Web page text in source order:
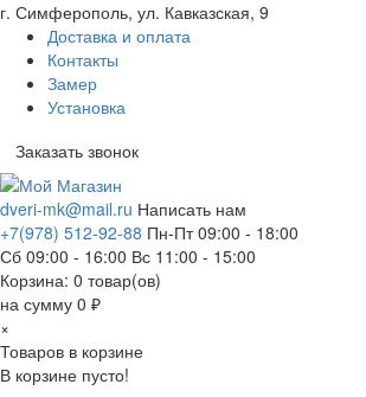
г. Симферополь, ул. Кавказская, 9
Доставка и оплата
Контакты
Замер
Установка
Заказать звонок
dveri-mk@mail.ru Написать нам
+7(978) 512-92-88 Пн-Пт 09:00 - 18:00
Сб 09:00 - 16:00 Вс 11:00 - 15:00
Корзина: 0 товар(ов)
на сумму 0 ₽
×
Товаров в корзине
В корзине пусто!